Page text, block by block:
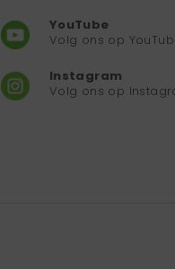
YouTube
Volg ons op
Instagram
Volg ons op